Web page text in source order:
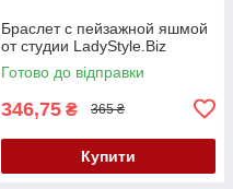
Браслет с пейзажной яшмой
от студии LadyStyle.Biz
Готово до відправки
346,75 ₴ 365 ₴
Купити